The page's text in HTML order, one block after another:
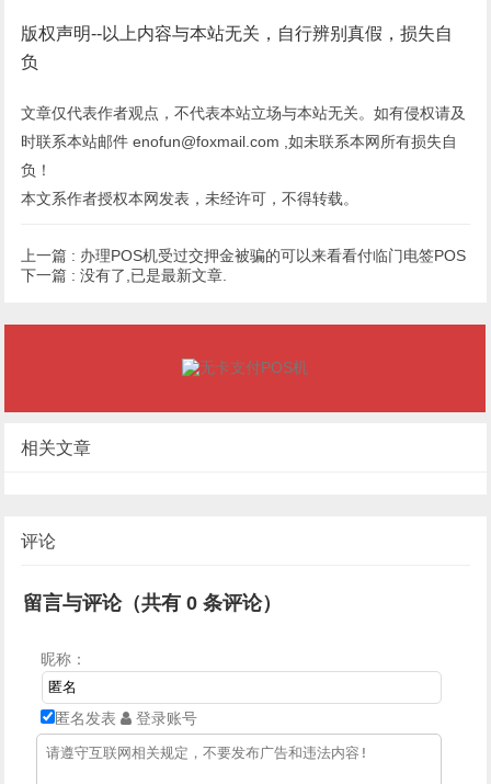
版权声明--以上内容与本站无关，自行辨别真假，损失自
负
文章仅代表作者观点，不代表本站立场与本站无关。如有侵权请及
时联系本站邮件 enofun@foxmail.com ,如未联系本网所有损失自
负！
本文系作者授权本网发表，未经许可，不得转载。
上一篇 : 办理POS机受过交押金被骗的可以来看看付临门电签POS
下一篇 : 没有了,已是最新文章.
相关文章
评论
留言与评论（共有0 条评论）
昵称：
匿名发表 登录账号